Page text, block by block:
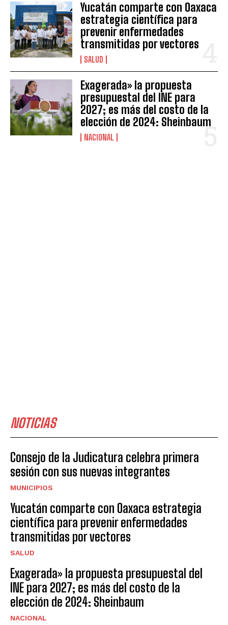
Yucatán comparte con Oaxaca
estrategia científica para
prevenir enfermedades
transmitidas por vectores
SALUD
Exagerada» la propuesta
presupuestal del INE para
2027; es más del costo de la
elección de 2024: Sheinbaum
NACIONAL
NOTICIAS
Consejo de la Judicatura celebra primera
sesión con sus nuevas integrantes
MUNICIPIOS
Yucatán comparte con Oaxaca estrategia
científica para prevenir enfermedades
transmitidas por vectores
SALUD
Exagerada» la propuesta presupuestal del
INE para 2027; es más del costo de la
elección de 2024: Sheinbaum
NACIONAL